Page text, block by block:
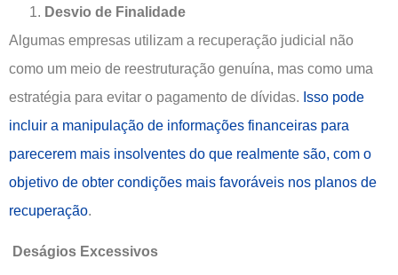
Desvio de Finalidade
Algumas empresas utilizam a recuperação judicial não
como um meio de reestruturação genuína, mas como uma
estratégia para evitar o pagamento de dívidas. Isso pode
incluir a manipulação de informações financeiras para
parecerem mais insolventes do que realmente são, com o
objetivo de obter condições mais favoráveis nos planos de
recuperação.
Deságios Excessivos